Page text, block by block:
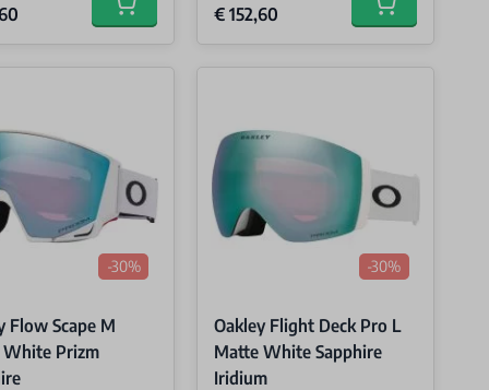
Add to cart Special Price
€ 152,60 Add to cart
-30%
Flow Scape M
Prizm
-30%
Oakley Flight Deck Pro L
Matte White Sapphire
Iridium